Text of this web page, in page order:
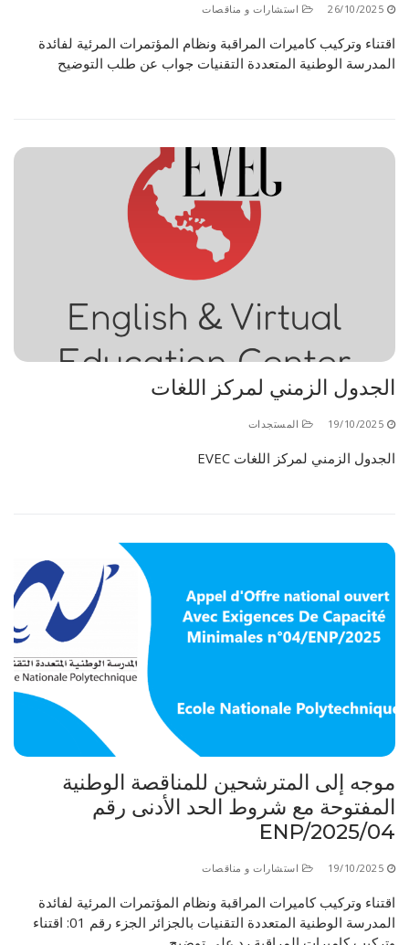
26/10/2025 استشارات و مناقصات
اقتناء وتركيب كاميرات المراقبة ونظام المؤتمرات المرئية لفائدة
المدرسة الوطنية المتعددة التقنيات جواب عن طلب التوضيح
الجدول الزمني لمركز اللغات
19/10/2025 المستجدات
الجدول الزمني لمركز اللغات EVEC
موجه إلى المترشحين للمناقصة الوطنية
المفتوحة مع شروط الحد الأدنى رقم
04/ENP/2025
19/10/2025 استشارات و مناقصات
اقتناء وتركيب كاميرات المراقبة ونظام المؤتمرات المرئية لفائدة
المدرسة الوطنية المتعددة التقنيات بالجزائر الجزء رقم 01: اقتناء